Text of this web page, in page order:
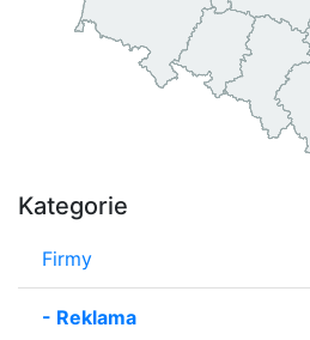
Kategorie
Firmy
- Reklama